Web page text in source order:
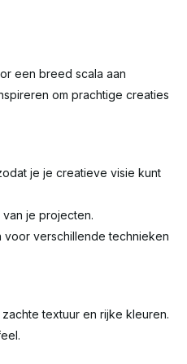
een breed scala aan
om prachtige creaties
je je creatieve visie kunt
je projecten.
voor verschillende technieken
textuur en rijke kleuren.